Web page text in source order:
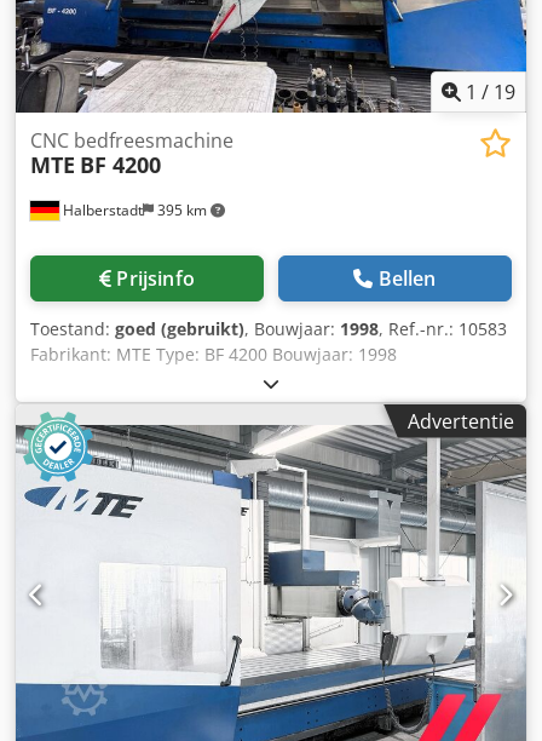
1 / 19
Halberstadt 395 km
CNC bedfreesmachine
MTE BF 4200
Prijsinfo Bellen
Toestand: goed (gebruikt), Bouwjaar: 1998, Ref.-nr.: 10583
Fabrikant: MTE Type: BF 4200 Bouwjaar: 1998
Besturingssoort: CNC-besturing Besturing: Heidenhain
TNC 426 Opslaglocatie: Halberstadt Land van herkomst:
Duitsland X-as verplaatsing: 4000 mm Y-as verplaatsing:
1200 mm Z-as verplaatsing: 1500 mm Toerental: 2.500
omw/min Snelgang X/Y/Z: 400 m/min Opspangrootte tafel
(LxB): 4200 x 1000 mm Gereedschapswisselaar: 40 Max.
tafelbelasting: 13.000 kg Chsdpjzc D Amsfx Ac Tja
Gereedschapsopname: SK 50 Gewicht: 20 t Aantal T-
sleuven: 7 stuks T-sleufbreedte: 22 mm Afstand tussen
sleuven: 140 mm Aanvullende informatie: - Heidenhain
handwiel HR410 - 3D-scanner, infrarood - De
kogelomloopspindel op de Z- en Y-as is gemonteerd en
gelagerd op gecombineerde radiaal/axiaal rollagers en
radiale kogellagers met respectievelijk 250 N/qm stijfheid.
Machine kan onder spanning worden geïnspecteerd.
Advertentie